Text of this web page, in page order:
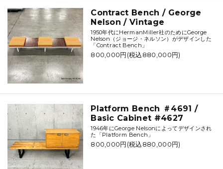
Contract Bench / George
Nelson / Vintage
1950年代にHermanMiller社のためにGeorge
Nelson（ジョージ・ネルソン）がデザインした
「Contract Bench」
800,000円(税込880,000円)
Platform Bench ＃4691 /
Basic Cabinet #4627
1946年にGeorge Nelsonによってデザインされ
た「Platform Bench」
800,000円(税込880,000円)